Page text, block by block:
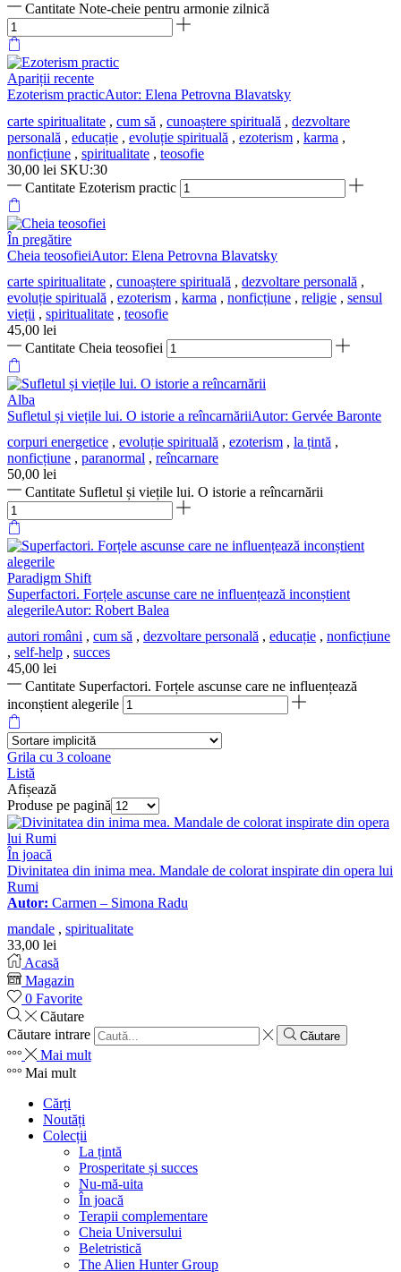
Cantitate Note-cheie pentru armonie zilnică
Apariții recente
Ezoterism practicAutor: Elena Petrovna Blavatsky
carte spiritualitate , cum să , cunoaștere spirituală , dezvoltare
personală , educație , evoluție spirituală , ezoterism , karma ,
nonficțiune , spiritualitate , teosofie
30,00 lei SKU:30
Cantitate Ezoterism practic
În pregătire
Cheia teosofieiAutor: Elena Petrovna Blavatsky
carte spiritualitate , cunoaștere spirituală , dezvoltare personală ,
evoluție spirituală , ezoterism , karma , nonficțiune , religie , sensul
vieții , spiritualitate , teosofie
45,00 lei
Cantitate Cheia teosofiei
Alba
Sufletul și viețile lui. O istorie a reîncarnăriiAutor: Gervée Baronte
corpuri energetice , evoluție spirituală , ezoterism , la țintă ,
nonficțiune , paranormal , reîncarnare
50,00 lei
Cantitate Sufletul și viețile lui. O istorie a reîncarnării
Paradigm Shift
Superfactori. Forțele ascunse care ne influențează inconștient
alegerileAutor: Robert Balea
autori români , cum să , dezvoltare personală , educație , nonficțiune
, self-help , succes
45,00 lei
Cantitate Superfactori. Forțele ascunse care ne influențează
inconștient alegerile
Grila cu 3 coloane
Listă
Afișează
Produse pe pagină
În joacă
Divinitatea din inima mea. Mandale de colorat inspirate din opera lui
Rumi
Autor: Carmen – Simona Radu
mandale , spiritualitate
33,00 lei
Acasă
Magazin
0 Favorite
Căutare
Căutare intrare
Căutare
Mai mult
Mai mult
Cărți
Noutăți
Colecții
La țintă
Prosperitate și succes
Nu-mă-uita
În joacă
Terapii complementare
Cheia Universului
Beletristică
The Alien Hunter Group